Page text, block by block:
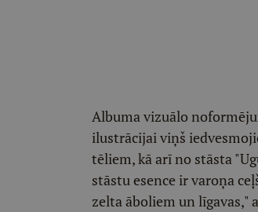
Albuma vizuālo
ilustrācijai viņš
tēliem, kā arī no stāsta
stāstu esence ir varoņa
zelta āboliem un līgavas,"